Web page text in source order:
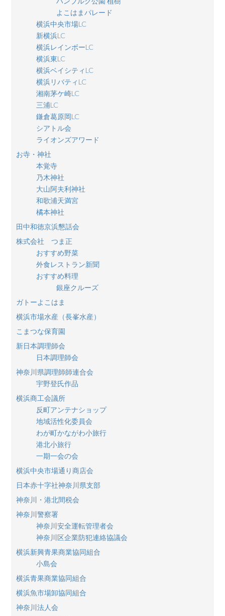
よこはまパレード
横浜中央市場LC
新横浜LC
横浜レインボーLC
横浜東LC
横浜ベイシティLC
横浜リバティLC
湘南茅ケ崎LC
三浦LC
鎌倉葛原岡LC
シアトル会
ライオンズアワード
お寺・神社
本覚寺
乃木神社
大山阿夫利神社
和歌浦天満宮
橘本神社
田中和徳京浜懇話会
株式会社 つま正
おすすめ野菜
外食レストラン新聞
おすすめ料理
銀座クルーズ
ガトーよこはま
横浜市場水産（長峯水産）
こまつな保育園
新日本調理師会
日本調理師会
神奈川県調理師師連合会
宇野登氏作品
横浜商工会議所
反町アンテナショップ
地域活性化委員会
わが町かながわ小旅行
港北小旅行
一期一会の会
横浜中央市場通り商店会
日本赤十字社神奈川県支部
神奈川・港北間税会
神奈川警察署
神奈川安全運転管理者会
神奈川区企業防犯連絡協議会
横浜新興青果商業協同組合
小島会
横浜青果商業協同組合
横浜魚市場卸協同組合
神奈川法人会